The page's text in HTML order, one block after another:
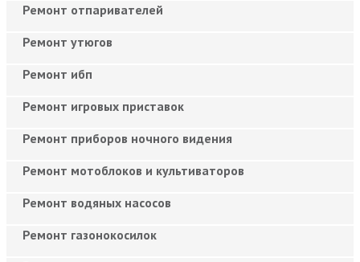
Ремонт отпаривателей
Ремонт утюгов
Ремонт ибп
Ремонт игровых приставок
Ремонт приборов ночного видения
Ремонт мотоблоков и культиваторов
Ремонт водяных насосов
Ремонт газонокосилок